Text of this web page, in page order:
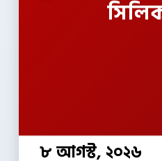
৮ আগস্ট, ২০২৬